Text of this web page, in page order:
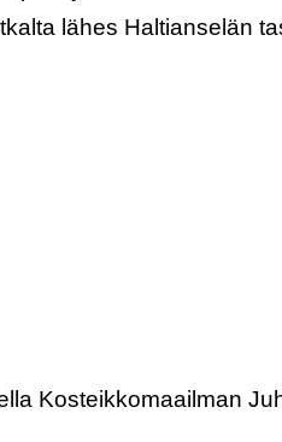
lähes Haltianselän
Kosteikkomaailman